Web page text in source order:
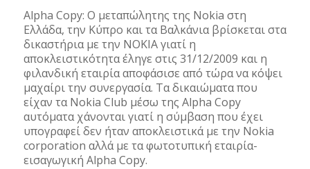
Alpha Copy: Ο μεταπώλητης της Nokia στη
Ελλάδα, την Κύπρο και τα Βαλκάνια βρίσκεται στα
δικαστήρια με την NOKIA γιατί η
αποκλειστικότητα έληγε στις 31/12/2009 και η
φιλανδική εταιρία αποφάσισε από τώρα να κόψει
μαχαίρι την συνεργασία. Τα δικαιώματα που
είχαν τα Nokia Club μέσω της Alpha Copy
αυτόματα χάνονται γιατί η σύμβαση που έχει
υπογραφεί δεν ήταν αποκλειστικά με την Nokia
corporation αλλά με τα φωτοτυπική εταιρία-
εισαγωγική Alpha Copy.